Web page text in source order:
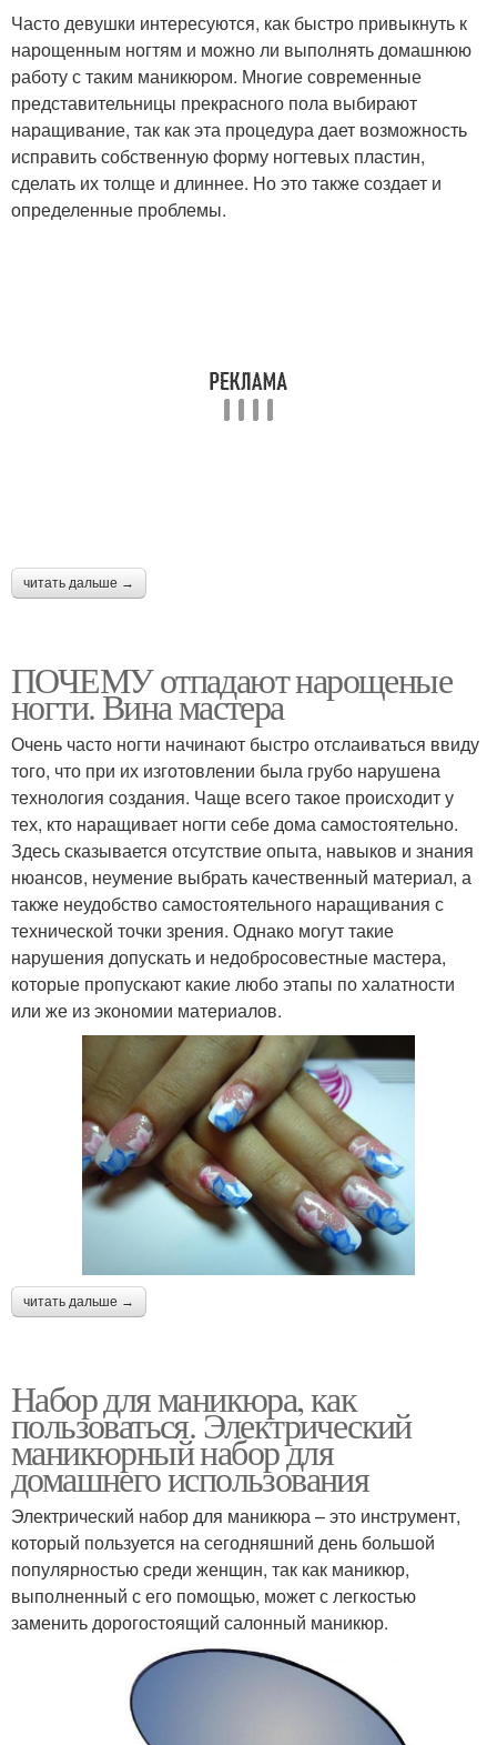
Палочка в маникюрном
наборе
Минимальный набор
Маникюрный аппарат Набор на батарейках
Часто девушки интересуются, как быстро привыкнуть к
нарощенным ногтям и можно ли выполнять домашнюю
работу с таким маникюром. Многие современные
представительницы прекрасного пола выбирают
наращивание, так как эта процедура дает возможность
исправить собственную форму ногтевых пластин,
сделать их толще и длиннее. Но это также создает и
определенные проблемы.
читать дальше →
ПОЧЕМУ отпадают нарощеные
ногти. Вина мастера
Очень часто ногти начинают быстро отслаиваться ввиду
того, что при их изготовлении была грубо нарушена
технология создания. Чаще всего такое происходит у
тех, кто наращивает ногти себе дома самостоятельно.
Здесь сказывается отсутствие опыта, навыков и знания
нюансов, неумение выбрать качественный материал, а
также неудобство самостоятельного наращивания с
технической точки зрения. Однако могут такие
нарушения допускать и недобросовестные мастера,
которые пропускают какие любо этапы по халатности
или же из экономии материалов.
читать дальше →
Набор для маникюра, как
пользоваться. Электрический
маникюрный набор для
домашнего использования
Электрический набор для маникюра – это инструмент,
который пользуется на сегодняшний день большой
популярностью среди женщин, так как маникюр,
выполненный с его помощью, может с легкостью
заменить дорогостоящий салонный маникюр.